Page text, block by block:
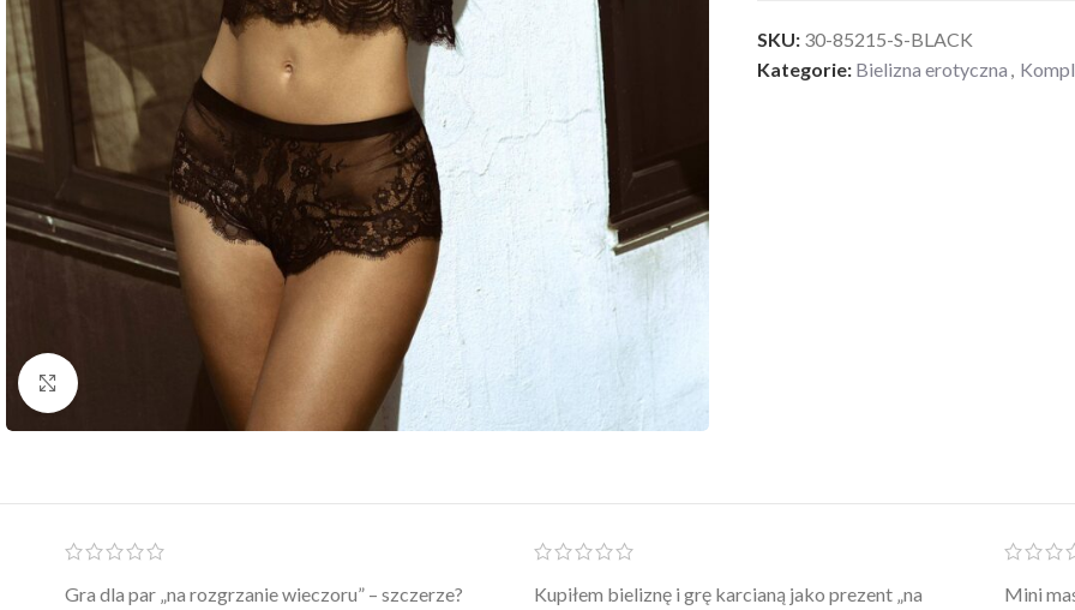
SKU: 30-85215-S-BLACK
Kategorie: Bielizna erotyczna ,
Ten żel intymny to był strzał w 10 – nie tylko
Po prostu WOW! Szlafrok to sztos – lekki, chłodny, a